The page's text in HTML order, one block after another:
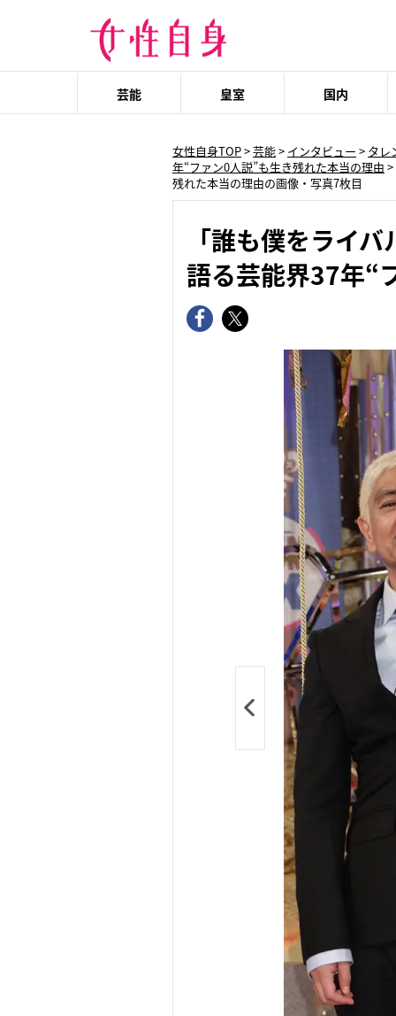
芸能 皇室 国内
女性自身TOP>芸能> インタビュー > タレ
年“ファン0人説”も生き残れた本当の理由 >
残れた本当の理由の画像・写真7枚目
「誰も僕をライ
語る芸能界37年“